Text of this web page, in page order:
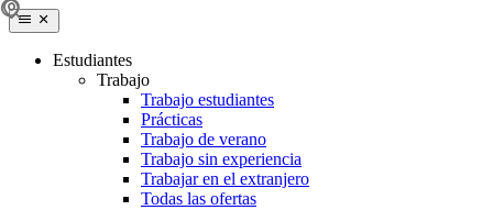
Estudiantes
Trabajo
Trabajo estudiantes
Prácticas
Trabajo de verano
Trabajo sin experiencia
Trabajar en el extranjero
Todas las ofertas